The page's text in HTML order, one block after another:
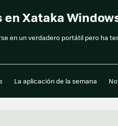
Xataka
en un verdadero portátil pero ha
La aplicación de la semana